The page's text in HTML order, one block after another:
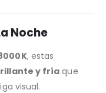
Noche
, estas
y fría que
visual.